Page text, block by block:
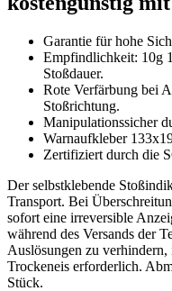
Garantie für hohe
Empfindlichkeit: 10g
Stoßdauer.
Rote Verfärbung bei
Stoßrichtung.
Manipulationssicher
Warnaufkleber
Zertifiziert durch die
Der selbstklebende
Transport. Bei
sofort eine irreversible
während des Versands der
Auslösungen zu
Trockeneis erforderlich.
Stück.